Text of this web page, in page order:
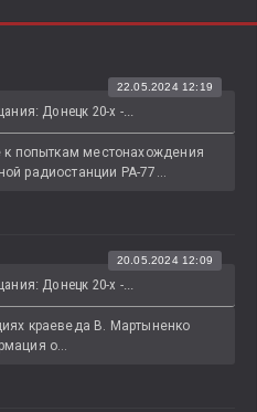
Донецк 20-х -...
22.05.2024 12:19
к попыткам местонахождения
радиостанции РА-77...
Донецк 20-х -...
20.05.2024 12:09
краеведа В. Мартыненко
о...